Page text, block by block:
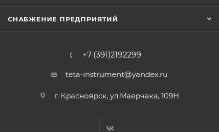
СНАБЖЕНИЕ ПРЕДПРИЯТИЙ
+7 (391)2192299
teta-instrument@yandex.ru
г. Красноярск, ул.Маерчака, 109Н